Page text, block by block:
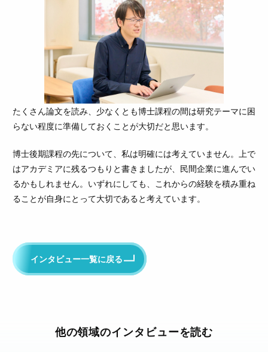
たくさん論文を読み、少なくとも博士課程の間は研究テーマに困
らない程度に準備しておくことが大切だと思います。
博士後期課程の先について、私は明確には考えていません。上で
はアカデミアに残るつもりと書きましたが、民間企業に進んでい
るかもしれません。いずれにしても、これからの経験を積み重ね
ることが自身にとって大切であると考えています。
インタビュー一覧に戻る
他の領域のインタビューを読む